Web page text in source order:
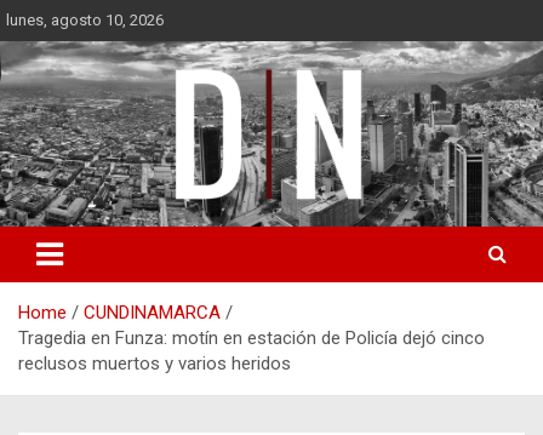
Skip
to
content
lunes, agosto 10, 2026
Diámetro Noticias
Home
CUNDINAMARCA
Tragedia en Funza: motín en estación de Policía dejó cinco
reclusos muertos y varios heridos